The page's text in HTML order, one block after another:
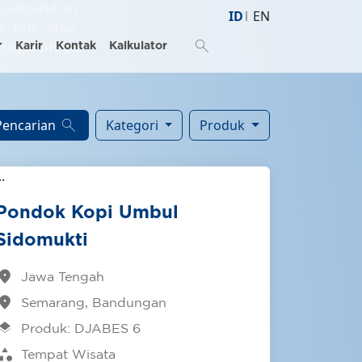
ID EN
Karir Kontak Kalkulator search
proyek.
search Kategori Produk
Pondok Kopi Umbul
location_on Jawa Tengah
location_on Semarang, Bandungan
layers Produk: DJABES 6
Tempat Wisata